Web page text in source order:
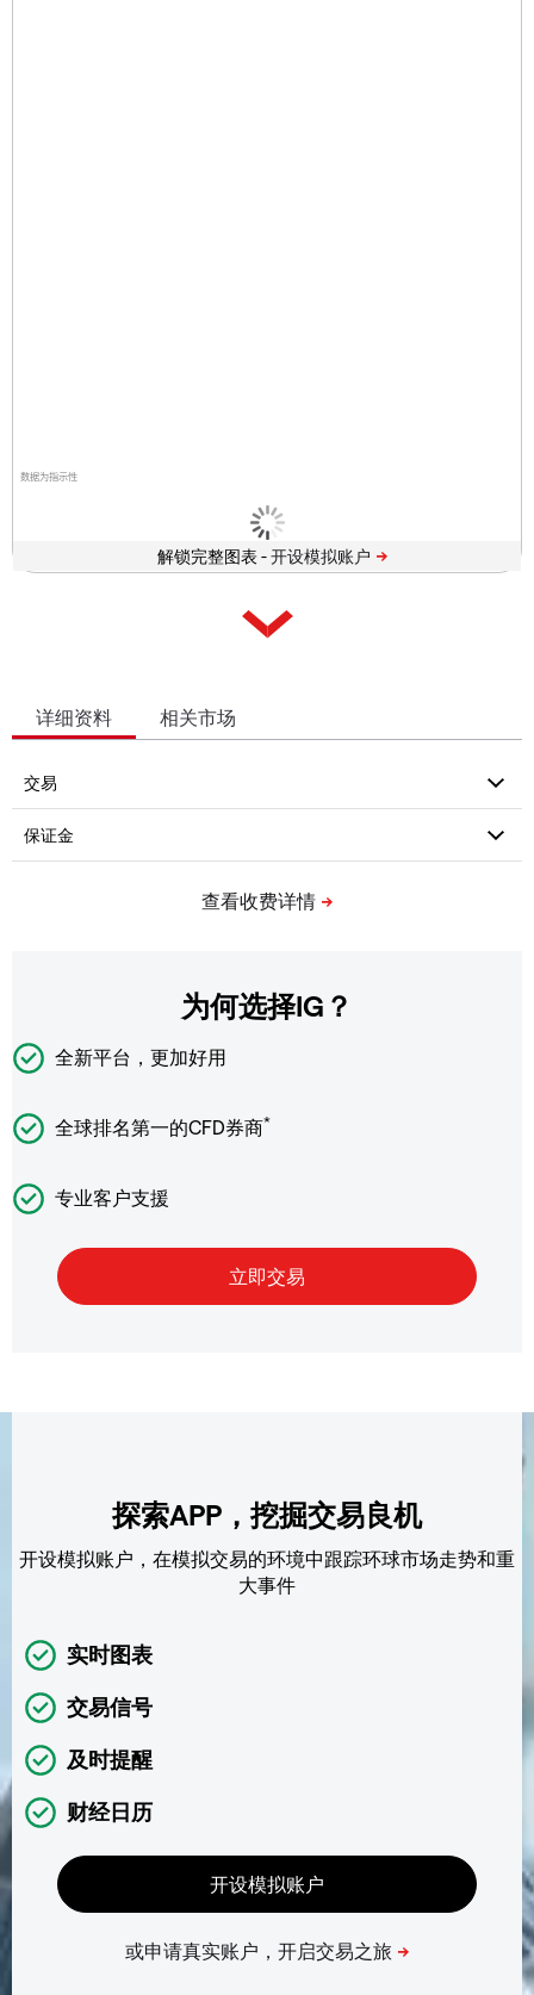
数据为指示性
解锁完整图表 -
详细资料 相关市场
为何选择IG？
全新平台，更加好用
全球排名第一的CFD券商*
专业客户支援
探索APP，挖掘交易良机
开设模拟账户，在模拟交易的环境中跟踪环球市场走势和重
大事件
实时图表
交易信号
及时提醒
财经日历